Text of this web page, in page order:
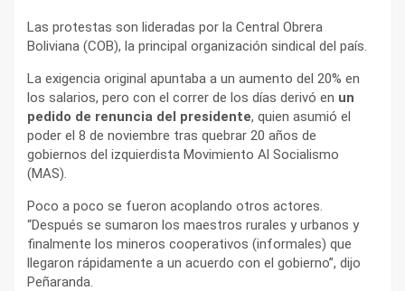
Las protestas son lideradas por la Central Obrera
Boliviana (COB), la principal organización sindical del país.
La exigencia original apuntaba a un aumento del 20% en
los salarios, pero con el correr de los días derivó en un
pedido de renuncia del presidente, quien asumió el
poder el 8 de noviembre tras quebrar 20 años de
gobiernos del izquierdista Movimiento Al Socialismo
(MAS).
Poco a poco se fueron acoplando otros actores.
“Después se sumaron los maestros rurales y urbanos y
finalmente los mineros cooperativos (informales) que
llegaron rápidamente a un acuerdo con el gobierno”, dijo
Peñaranda.